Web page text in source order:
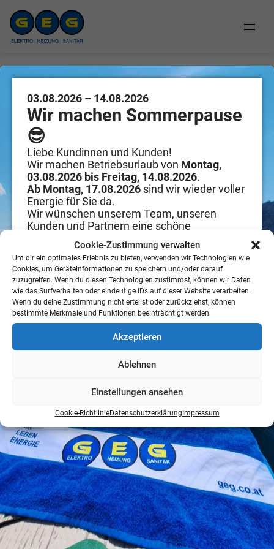
Cookie-Zustimmung verwalten
Um dir ein optimales Erlebnis zu bieten, verwenden wir Technologien wie
Cookies, um Geräteinformationen zu speichern und/oder darauf
zuzugreifen. Wenn du diesen Technologien zustimmst, können wir Daten
wie das Surfverhalten oder eindeutige IDs auf dieser Website verarbeiten.
Wenn du deine Zustimmung nicht erteilst oder zurückziehst, können
bestimmte Merkmale und Funktionen beeinträchtigt werden.
Akzeptieren
Ablehnen
Einstellungen ansehen
Cookie-RichtlinieDatenschutzerklärung Impressum
Inhalt
springen
Elektrotechnik
Elektrotechnik
03.08.2026 – 14.08.2026
Wir machen Sommerpause
😎
Liebe Kundinnen und Kunden!
Wir machen Betriebsurlaub von Montag,
03.08.2026 bis Freitag, 14.08.2026.
Ab Montag, 17.08.2026 sind wir wieder voller
Energie für Sie da.
Wir wünschen unserem Team, unseren
Kunden und Partnern eine schöne
Sommerzeit!